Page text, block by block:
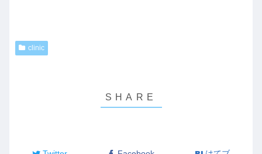
clinic